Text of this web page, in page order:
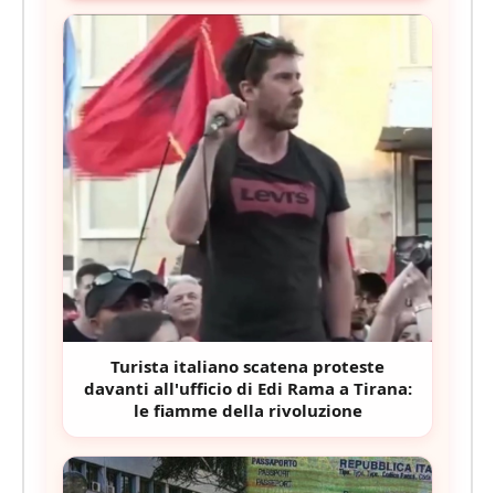
Turista italiano scatena proteste
davanti all'ufficio di Edi Rama a Tirana:
le fiamme della rivoluzione